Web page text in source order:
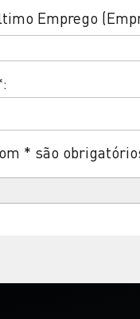
Emprego
* são